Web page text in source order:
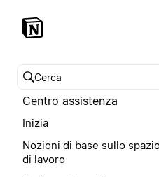
Cerca nel Centro
Centro assistenza
Inizia
Nozioni di base sullo
di lavoro